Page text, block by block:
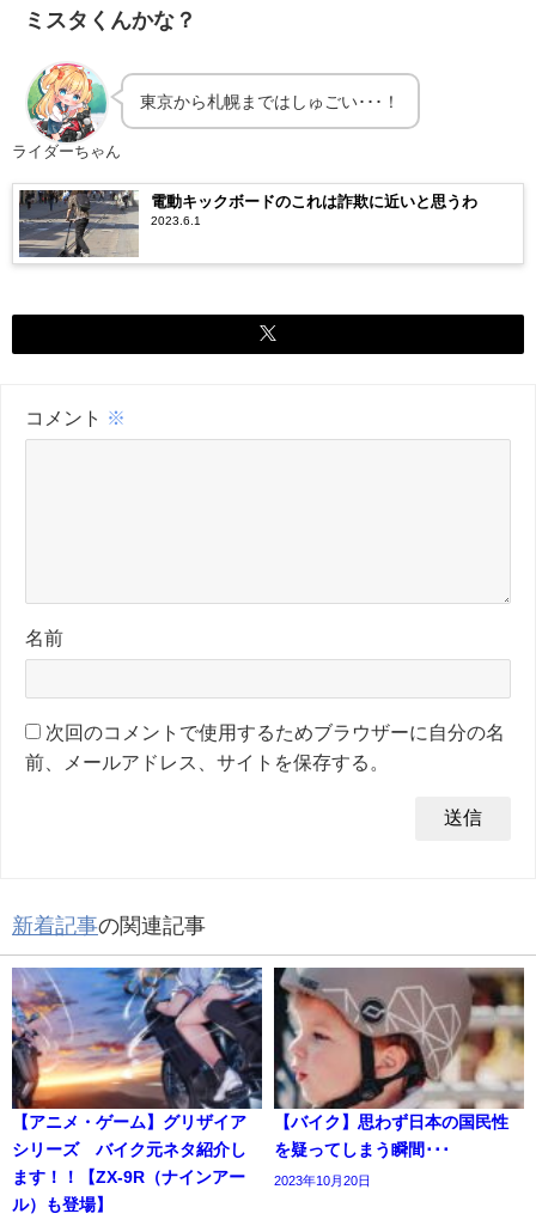
ミスタくんかな？
ライダーちゃん
東京から札幌まではしゅごい･･･！
電動キックボードのこれは詐欺に近いと思うわ
2023.6.1
コメント ※
名前
次回のコメントで使用するためブラウザーに自分の名
前、メールアドレス、サイトを保存する。
新着記事の関連記事
【アニメ・ゲーム】グリザイア
シリーズ バイク元ネタ紹介し
ます！！【ZX-9R（ナインアー
ル）も登場】
【バイク】思わず日本の国民性
を疑ってしまう瞬間･･･
2023年10月20日